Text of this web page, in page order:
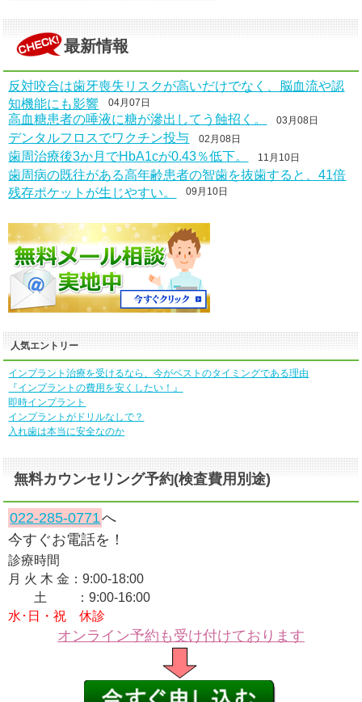
最新情報
反対咬合は歯牙喪失リスクが高いだけでなく、脳血流や認
知機能にも影響 04月07日
高血糖患者の唾液に糖が滲出してう蝕招く。 03月08日
デンタルフロスでワクチン投与 02月08日
歯周治療後3か月でHbA1cが0.43％低下。 11月10日
歯周病の既往がある高年齢患者の智歯を抜歯すると、41倍
残存ポケットが生じやすい。 09月10日
人気エントリー
インプラント治療を受けるなら、今がベストのタイミングである理由
『インプラントの費用を安くしたい！』
即時インプラント
インプラントがドリルなしで？
入れ歯は本当に安全なのか
無料カウンセリング予約(検査費用別途)
022-285-0771へ
今すぐお電話を！
診療時間
月 火 木 金：9:00-18:00
土 ：9:00-16:00
水･日・祝 休診
オンライン予約も受け付けております